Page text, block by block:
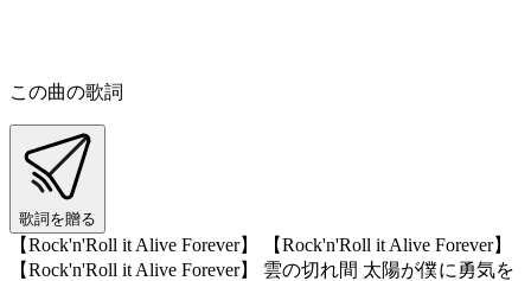
この曲の歌詞
歌詞を贈る
【Rock'n'Roll it Alive Forever】 【Rock'n'Roll it Alive Forever】
【Rock'n'Roll it Alive Forever】 雲の切れ間 太陽が僕に勇気を